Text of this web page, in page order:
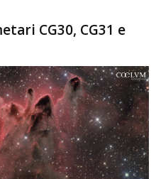
CG30, CG31 e